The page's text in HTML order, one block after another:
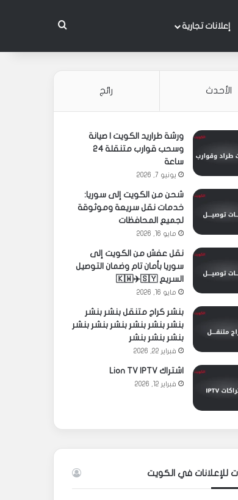
إعلانات تجارية بحث عن
الأحدث رائج
ورشة طراريد الكويت | صيانة
وسحب قوارب متنقلة 24
ساعة
يونيو 7, 2026
شحن من الكويت إلى سوريا:
خدمات نقل سريعة وموثوقة
لجميع المحافظات
مايو 16, 2026
نقل عفش من الكويت إلى
سوريا بأمان تام وضمان التوصيل
السريع 🇰🇼✈️🇸🇾
مايو 16, 2026
بنشر كراج متنقل بنشر بنشر
بنشر بنشر بنشر بنشر بنشر بنشر
بنشر بنشر بنشر
فبراير 22, 2026
اشتراك Lion TV IPTV
فبراير 12, 2026
للإعلانات في الكويت